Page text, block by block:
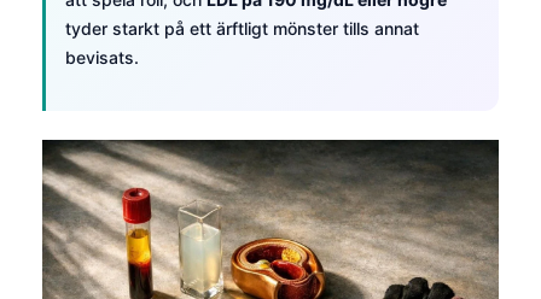
tyder starkt på ett ärftligt mönster tills annat
bevisats.